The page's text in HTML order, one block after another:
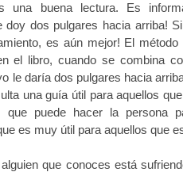
una buena lectura. Es
doy dos pulgares hacia arriba!
es aún mejor! El
el libro, cuando se combina
le daría dos pulgares hacia
una guía útil para aquellos
que puede hacer la persona
es muy útil para aquellos que
que conoces está